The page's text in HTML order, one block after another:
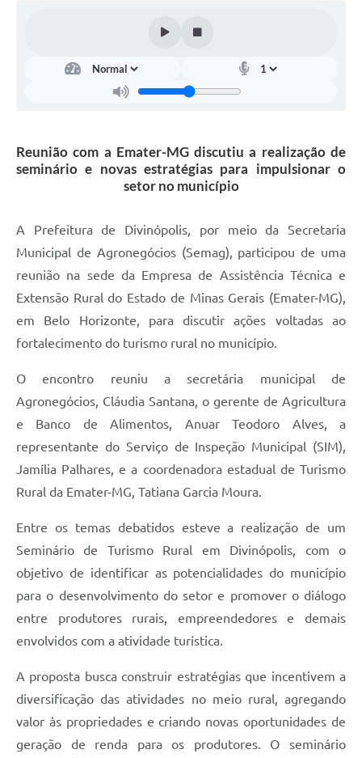
Reunião com a Emater-MG discutiu a realização de
seminário e novas estratégias para impulsionar o
setor no município
A Prefeitura de Divinópolis, por meio da Secretaria
Municipal de Agronegócios (Semag), participou de uma
reunião na sede da Empresa de Assistência Técnica e
Extensão Rural do Estado de Minas Gerais (Emater-MG),
em Belo Horizonte, para discutir ações voltadas ao
fortalecimento do turismo rural no município.
O encontro reuniu a secretária municipal de
Agronegócios, Cláudia Santana, o gerente de Agricultura
e Banco de Alimentos, Anuar Teodoro Alves, a
representante do Serviço de Inspeção Municipal (SIM),
Jamília Palhares, e a coordenadora estadual de Turismo
Rural da Emater-MG, Tatiana Garcia Moura.
Entre os temas debatidos esteve a realização de um
Seminário de Turismo Rural em Divinópolis, com o
objetivo de identificar as potencialidades do município
para o desenvolvimento do setor e promover o diálogo
entre produtores rurais, empreendedores e demais
envolvidos com a atividade turística.
A proposta busca construir estratégias que incentivem a
diversificação das atividades no meio rural, agregando
valor às propriedades e criando novas oportunidades de
geração de renda para os produtores. O seminário